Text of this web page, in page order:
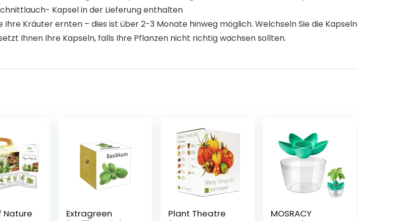
Kapsel in der Lieferung enthalten
Ihre Kräuter ernten – dies ist über 2-3 Monate hinweg möglich. Welchseln Sie die Kapseln
Ihnen Ihre Kapseln, falls Ihre Pflanzen nicht richtig wachsen sollten.
Nature
Extragreen
Plant Theatre
MOSRACY